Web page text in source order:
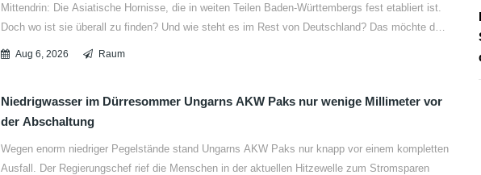
Mittendrin: Die Asiatische Hornisse, die in weiten Teilen Baden-Württembergs fest etabliert ist.
Doch wo ist sie überall zu finden? Und wie steht es im Rest von Deutschland? Das möchte der
NABU herausfinden. Ob zuhause in Baden-Württemberg oder im Urlaub irgendwo in
Aug 6, 2026 Raum
Niedrigwasser im Dürresommer Ungarns AKW Paks nur wenige Millimeter vor
der Abschaltung
Wegen enorm niedriger Pegelstände stand Ungarns AKW Paks nur knapp vor einem kompletten
Ausfall. Der Regierungschef rief die Menschen in der aktuellen Hitzewelle zum Stromsparen